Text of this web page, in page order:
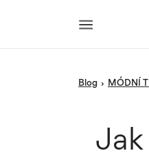
blog › MÓDNÍ